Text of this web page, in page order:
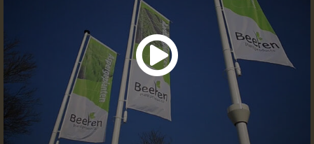
Vegalim F1
Vitalim F1
Xenolim F1
Variety selector
Planting distance